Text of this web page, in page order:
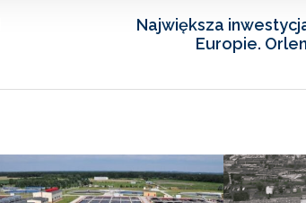
Największa
Europie.